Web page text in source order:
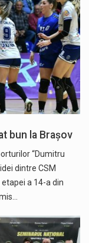
bun la Brașov
“Dumitru
dintre CSM
a 14-a din